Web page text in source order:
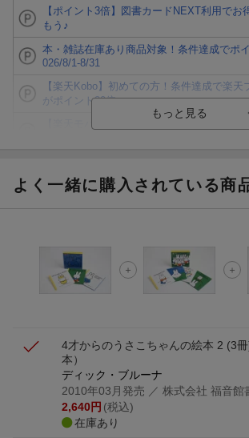
【ポイント3倍】図書カードNEXT利用でお
もう♪
本・雑誌在庫あり商品対象！条件達成でポ
026/8/1-8/31
【楽天Kobo】初めての方！条件達成で楽天
がポイント20倍
ト山分け
ラン）が当たる！
楽天モバイル紹介キャンペーンの拡散で300
進呈
よく一緒に購入されている商
4才からのうさこちゃんの絵本 2 (3
本）
ディック・ブルーナ
2010年03月発売 ／ 株式会社 福音館
2,640円 (税込)
在庫あり